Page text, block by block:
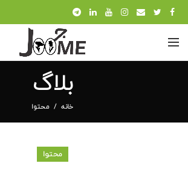
بلاگ
خانه محتوا
محتوا